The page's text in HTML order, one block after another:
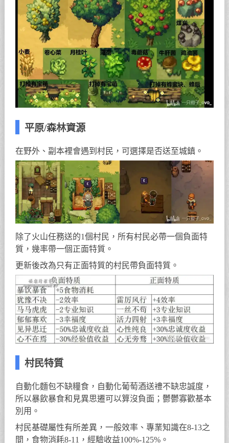
平原/森林資源
在野外、副本裡會遇到村民，可選擇是否送至城鎮。
除了火山任務送的1個村民，所有村民必帶一個負面特
質，幾率帶一個正面特質。
更新後改為只有正面特質的村民帶負面特質。
村民特質
自動化麵包不缺糧食，自動化葡萄酒送禮不缺忠誠度，
所以暴飲暴食和見異思遷可以算沒負面；鬱鬱寡歡基本
別用。
村民基礎屬性有所差異，一般效率、專業知識在8-13之
間，食物消耗8-11，經驗收益100%-125%。